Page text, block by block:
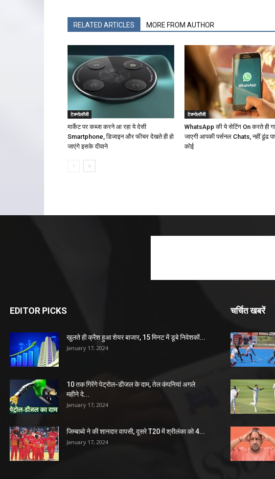
RELATED ARTICLES MORE FROM AUTHOR
टेक्नोलॉजी
मार्केट पर कब्जा करने आ रहा ये देसी
Smartphone, डिजाइन और फीचर देखते ही हो
जाएंगे इसके दीवाने
टेक्नोलॉजी
WhatsApp की ये सेटिंग On करते ही
जाएगी आपकी पर्सनल Chats, नहीं ढूंढ
कोई
EDITOR PICKS
खुलते ही क्रैश हुआ शेयर बाजार, 15 मिनट में डूबे निवेशकों...
January 17, 2024
10 तक गिरेंगे पेट्रोल-डीजल के दाम, तेल कंपनियां अगले
महीने दे...
January 17, 2024
जिम्बाब्वे ने की शानदार वापसी, दूसरे T20 में श्रीलंका को 4...
January 17, 2024
चर्चित खबरें